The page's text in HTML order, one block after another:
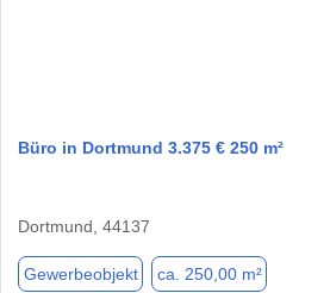
Büro in Dortmund 3.375 € 250 m²
Dortmund, 44137
Gewerbeobjekt ca. 250,00 m²